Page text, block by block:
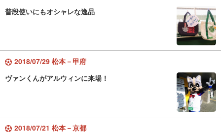
普段使いにもオシャレな逸品
2018/07/29 松本－甲府
ヴァンくんがアルウィンに来場！
2018/07/21 松本－京都